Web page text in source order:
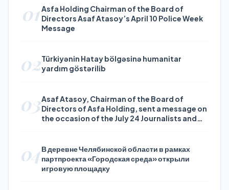
01Asfa Holding Chairman of the Board of
Directors Asaf Atasoy’s April 10 Police Week
Message
02Türkiyənin Hatay bölgəsinə humanitar
yardım göstərilib
03Asaf Atasoy, Chairman of the Board of
Directors of Asfa Holding, sent a message on
the occasion of the July 24 Journalists and
04В деревне Челябинской области в рамках
партпроекта «Городская среда» открыли
игровую площадку